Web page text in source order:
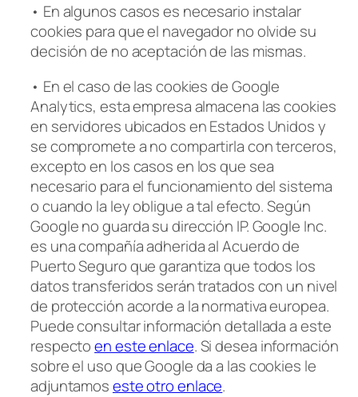
• En algunos casos es necesario instalar
cookies para que el navegador no olvide su
decisión de no aceptación de las mismas.
• En el caso de las cookies de Google
Analytics, esta empresa almacena las cookies
en servidores ubicados en Estados Unidos y
se compromete a no compartirla con terceros,
excepto en los casos en los que sea
necesario para el funcionamiento del sistema
o cuando la ley obligue a tal efecto. Según
Google no guarda su dirección IP. Google Inc.
es una compañía adherida al Acuerdo de
Puerto Seguro que garantiza que todos los
datos transferidos serán tratados con un nivel
de protección acorde a la normativa europea.
Puede consultar información detallada a este
respectoen este enlace. Si desea información
sobre el uso que Google da a las cookies le
adjuntamoseste otro enlace.